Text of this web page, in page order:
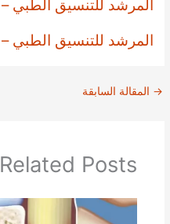
المرشد للتنسيق الطبي – YouTube
المرشد للتنسيق الطبي – INSTAGRAM
→ المقالة السابقة
Related Posts